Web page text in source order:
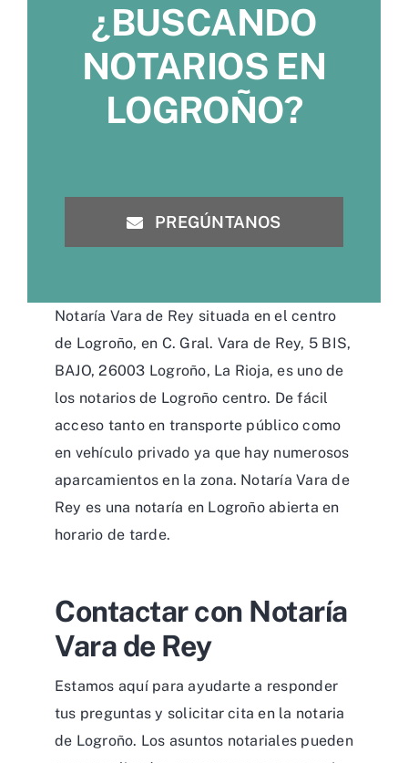
¿BUSCANDO
NOTARIOS EN
LOGROÑO?
PREGÚNTANOS
Notaría Vara de Rey situada en el centro
de Logroño, en C. Gral. Vara de Rey, 5 BIS,
BAJO, 26003 Logroño, La Rioja, es uno de
los notarios de Logroño centro. De fácil
acceso tanto en transporte público como
en vehículo privado ya que hay numerosos
aparcamientos en la zona. Notaría Vara de
Rey es una notaría en Logroño abierta en
horario de tarde.
Contactar con Notaría
Vara de Rey
Estamos aquí para ayudarte a responder
tus preguntas y solicitar cita en la notaria
de Logroño. Los asuntos notariales pueden